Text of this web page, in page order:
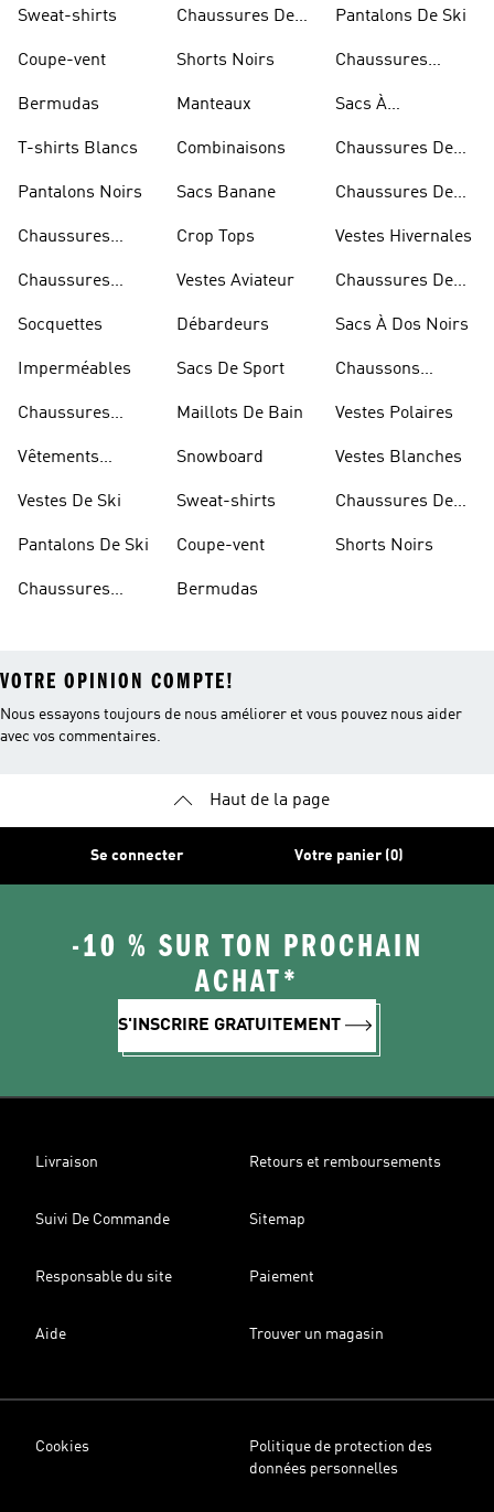
Sweat-shirts
Coupe-vent
Bermudas
T-shirts Blancs
Pantalons Noirs
Chaussures
Chaussures
Socquettes
Imperméables
Chaussures
Vêtements
Vestes De Ski
Pantalons De Ski
Chaussures
Chaussures De
Shorts Noirs
Manteaux
Combinaisons
Sacs Banane
Crop Tops
Vestes Aviateur
Débardeurs
Sacs De Sport
Maillots De Bain
Snowboard
Sweat-shirts
Coupe-vent
Bermudas
Pantalons De Ski
Chaussures
Sacs À
Chaussures De
Chaussures De
Vestes Hivernales
Chaussures De
Sacs À Dos Noirs
Chaussons
Vestes Polaires
Vestes Blanches
Chaussures De
Shorts Noirs
VOTRE OPINION COMPTE!
Nous essayons toujours de nous améliorer et vous pouvez nous aider
avec vos commentaires.
Haut de la page
Se connecter Votre panier (0)
-10 % SUR TON PROCHAIN
ACHAT*
S'INSCRIRE GRATUITEMENT
Livraison Retours et remboursements
Suivi De Commande Sitemap
Responsable du site Paiement
Aide Trouver un magasin
Cookies
Politique de protection des
données personnelles